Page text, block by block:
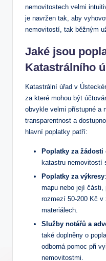
nemovitostech velmi
je navržen tak, aby
nemovitostí, tak běžným
Jaké jsou
Katastrálního
Katastrální úřad v
za které mohou být
obvykle velmi přístupné a
transparentnost a
hlavní poplatky patří:
Poplatky za žádosti
katastru nemovitostí
Poplatky za výkresy
mapu nebo její části,
rozmezí 50-200 Kč v
materiálech.
Služby notářů a
také doplněny o
odborná pomoc při
nemovitostmi.